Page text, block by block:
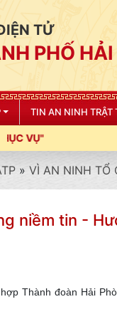
TỬ
PHỐ
TIN AN NINH TRẬT
» VÌ AN NINH TỔ
niềm tin -
Thành đoàn Hải